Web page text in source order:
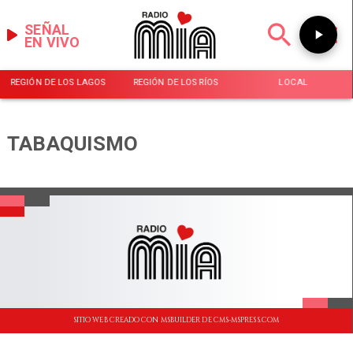
EN VIVO
SEÑAL
REGIÓN DE LOS LAGOS REGIÓN DE LOS RÍOS LOCAL
TABAQUISMO
SITIO WEB CREADO CON MSBUILDER DE CMS-MSPRESS.COM